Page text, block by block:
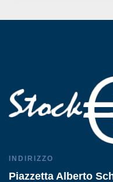
INDIRIZZO
Piazzetta Alberto